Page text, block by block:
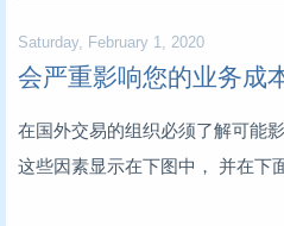
Saturday, February 1, 2020
会严重影响您的业务成
在国外交易的组织必须了解可能
这些因素显示在下图中， 并在下